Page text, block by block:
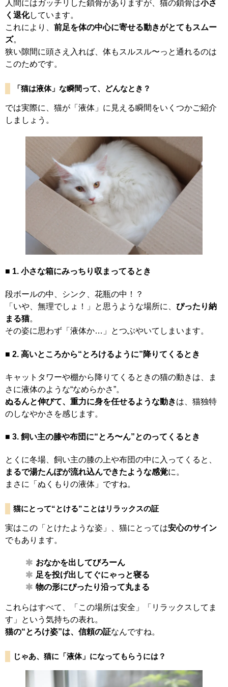
人間にはガッチリした鎖骨がありますが、猫の鎖骨は小さ
く退化しています。
これにより、 前足を体の中心に寄せる動きがとてもスムー
ズ。
狭い隙間に頭さえ入れば、体もスルスル〜っと通れるのは
このためです。
「猫は液体」な瞬間って、どんなとき？
では実際に、猫が「液体」に見える瞬間をいくつかご紹介
しましょう。
■ 1. 小さな箱にみっちり収まってるとき
段ボールの中、シンク、花瓶の中！？
「いや、無理でしょ！」と思うような場所に、 ぴったり納
まる猫。
その姿に思わず「液体か…」とつぶやいてしまいます。
■ 2. 高いところから“とろけるように”降りてくるとき
キャットタワーや棚から降りてくるときの猫の動きは、ま
さに液体のような“なめらかさ”。
ぬるんと伸びて、重力に身を任せるような動きは、猫独特
のしなやかさを感じます。
■ 3. 飼い主の膝や布団に“とろ〜ん”とのってくるとき
とくに冬場、飼い主の膝の上や布団の中に入ってくると、
まるで湯たんぽが流れ込んできたような感覚に。
まさに「ぬくもりの液体」ですね。
猫にとって“とける”ことはリラックスの証
実はこの「とけたような姿」、猫にとっては安心のサイン
でもあります。
おなかを出してびろーん
足を投げ出してぐにゃっと寝る
物の形にぴったり沿って丸まる
これらはすべて、「この場所は安全」「リラックスしてま
す」という気持ちの表れ。
猫の“とろけ姿”は、信頼の証なんですね。
じゃあ、猫に「液体」になってもらうには？